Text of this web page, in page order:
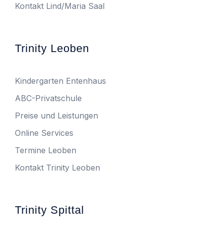
Kontakt Lind/Maria Saal
Trinity Leoben
Kindergarten Entenhaus
ABC-Privatschule
Preise und Leistungen
Online Services
Termine Leoben
Kontakt Trinity Leoben
Trinity Spittal